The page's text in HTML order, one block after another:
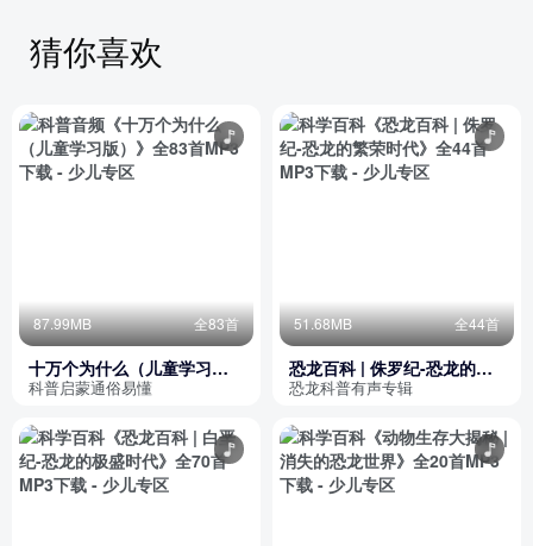
猜你喜欢
87.99MB 全83首
十万个为什么（儿童学习
版）
科普启蒙通俗易懂
51.68MB 全44首
恐龙百科 | 侏罗纪-恐龙的繁
荣时代
恐龙科普有声专辑